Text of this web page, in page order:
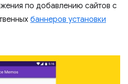
по добавлению сайтов с
баннеров установки